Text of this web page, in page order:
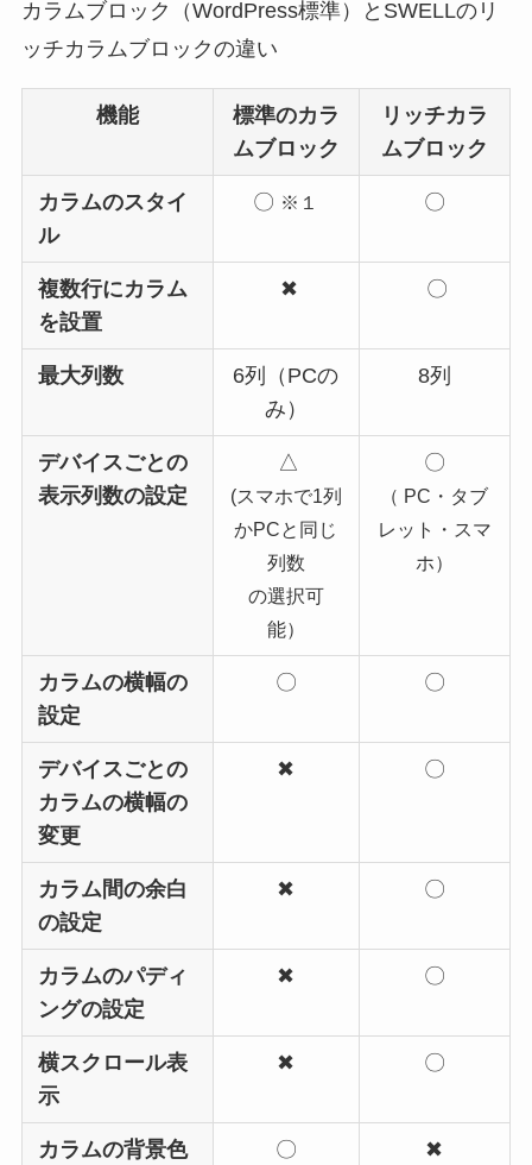
カラムブロック（WordPress標準）とSWELLのリ
ッチカラムブロックの違い
機能
標準のカラ
ムブロック
リッチカラ
ムブロック
カラムのスタイ
ル
〇 ※１ 〇
複数行にカラム
を設置
✖ 〇
最大列数
6列（PCの
み）
8列
デバイスごとの
表示列数の設定
△
(スマホで1列
かPCと同じ
列数
の選択可
能）
〇
（ PC・タブ
レット・スマ
ホ）
カラムの横幅の
設定
〇 〇
デバイスごとの
カラムの横幅の
変更
✖ 〇
カラム間の余白
の設定
✖ 〇
カラムのパディ
ングの設定
✖ 〇
横スクロール表
示
✖ 〇
カラムの背景色
〇 ✖